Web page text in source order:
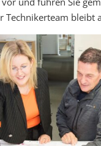
Technikerteam bleibt